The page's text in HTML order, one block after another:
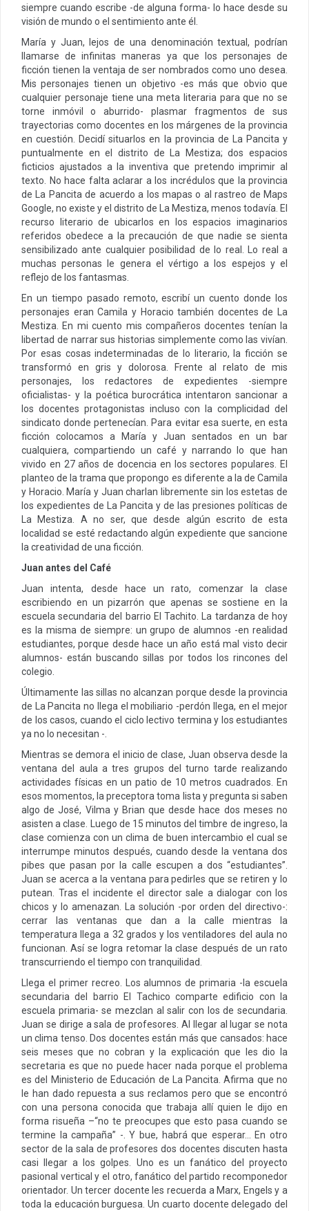
siempre cuando escribe -de alguna forma- lo hace desde su
visión de mundo o el sentimiento ante él.
María y Juan, lejos de una denominación textual, podrían
llamarse de infinitas maneras ya que los personajes de
ficción tienen la ventaja de ser nombrados como uno desea.
Mis personajes tienen un objetivo -es más que obvio que
cualquier personaje tiene una meta literaria para que no se
torne inmóvil o aburrido- plasmar fragmentos de sus
trayectorias como docentes en los márgenes de la provincia
en cuestión. Decidí situarlos en la provincia de La Pancita y
puntualmente en el distrito de La Mestiza; dos espacios
ficticios ajustados a la inventiva que pretendo imprimir al
texto. No hace falta aclarar a los incrédulos que la provincia
de La Pancita de acuerdo a los mapas o al rastreo de Maps
Google, no existe y el distrito de La Mestiza, menos todavía. El
recurso literario de ubicarlos en los espacios imaginarios
referidos obedece a la precaución de que nadie se sienta
sensibilizado ante cualquier posibilidad de lo real. Lo real a
muchas personas le genera el vértigo a los espejos y el
reflejo de los fantasmas.
En un tiempo pasado remoto, escribí un cuento donde los
personajes eran Camila y Horacio también docentes de La
Mestiza. En mi cuento mis compañeros docentes tenían la
libertad de narrar sus historias simplemente como las vivían.
Por esas cosas indeterminadas de lo literario, la ficción se
transformó en gris y dolorosa. Frente al relato de mis
personajes, los redactores de expedientes -siempre
oficialistas- y la poética burocrática intentaron sancionar a
los docentes protagonistas incluso con la complicidad del
sindicato donde pertenecían. Para evitar esa suerte, en esta
ficción colocamos a María y Juan sentados en un bar
cualquiera, compartiendo un café y narrando lo que han
vivido en 27 años de docencia en los sectores populares. El
planteo de la trama que propongo es diferente a la de Camila
y Horacio. María y Juan charlan libremente sin los estetas de
los expedientes de La Pancita y de las presiones políticas de
La Mestiza. A no ser, que desde algún escrito de esta
localidad se esté redactando algún expediente que sancione
la creatividad de una ficción.
Juan antes del Café
Juan intenta, desde hace un rato, comenzar la clase
escribiendo en un pizarrón que apenas se sostiene en la
escuela secundaria del barrio El Tachito. La tardanza de hoy
es la misma de siempre: un grupo de alumnos -en realidad
estudiantes, porque desde hace un año está mal visto decir
alumnos- están buscando sillas por todos los rincones del
colegio.
Últimamente las sillas no alcanzan porque desde la provincia
de La Pancita no llega el mobiliario -perdón llega, en el mejor
de los casos, cuando el ciclo lectivo termina y los estudiantes
ya no lo necesitan -.
Mientras se demora el inicio de clase, Juan observa desde la
ventana del aula a tres grupos del turno tarde realizando
actividades físicas en un patio de 10 metros cuadrados. En
esos momentos, la preceptora toma lista y pregunta si saben
algo de José, Vilma y Brian que desde hace dos meses no
asisten a clase. Luego de 15 minutos del timbre de ingreso, la
clase comienza con un clima de buen intercambio el cual se
interrumpe minutos después, cuando desde la ventana dos
pibes que pasan por la calle escupen a dos “estudiantes”.
Juan se acerca a la ventana para pedirles que se retiren y lo
putean. Tras el incidente el director sale a dialogar con los
chicos y lo amenazan. La solución -por orden del directivo-:
cerrar las ventanas que dan a la calle mientras la
temperatura llega a 32 grados y los ventiladores del aula no
funcionan. Así se logra retomar la clase después de un rato
transcurriendo el tiempo con tranquilidad.
Llega el primer recreo. Los alumnos de primaria -la escuela
secundaria del barrio El Tachico comparte edificio con la
escuela primaria- se mezclan al salir con los de secundaria.
Juan se dirige a sala de profesores. Al llegar al lugar se nota
un clima tenso. Dos docentes están más que cansados: hace
seis meses que no cobran y la explicación que les dio la
secretaria es que no puede hacer nada porque el problema
es del Ministerio de Educación de La Pancita. Afirma que no
le han dado repuesta a sus reclamos pero que se encontró
con una persona conocida que trabaja allí quien le dijo en
forma risueña –“no te preocupes que esto pasa cuando se
termine la campaña” -. Y bue, habrá que esperar… En otro
sector de la sala de profesores dos docentes discuten hasta
casi llegar a los golpes. Uno es un fanático del proyecto
pasional vertical y el otro, fanático del partido recomponedor
orientador. Un tercer docente les recuerda a Marx, Engels y a
toda la educación burguesa. Un cuarto docente delegado del